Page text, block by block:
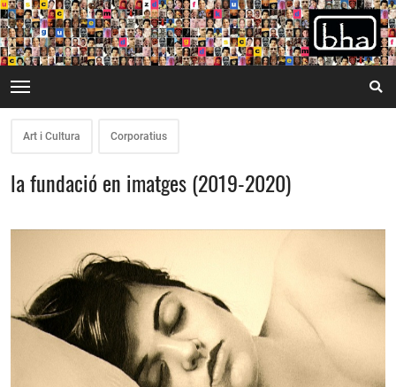
Art i Cultura Corporatius
la fundació en imatges (2019-2020)